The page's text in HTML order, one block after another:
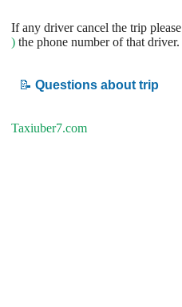
If any driver cancel the trip please
) the phone number of that driver.
📝 Questions about trip
Taxiuber7.com